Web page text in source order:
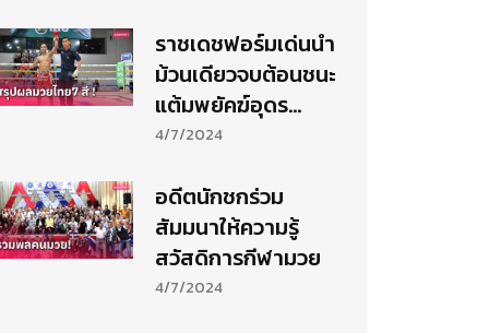
ราชเดชฟอร์มเด่นนำ
ม้วนเดียวจบต้อนชนะ
แต้มพยัคฆ์อุดร
ขาดลอย
4/7/2024
อดีตนักชกร่วม
สัมมนาให้ความรู้
สวัสดิการกีฬามวย
4/7/2024